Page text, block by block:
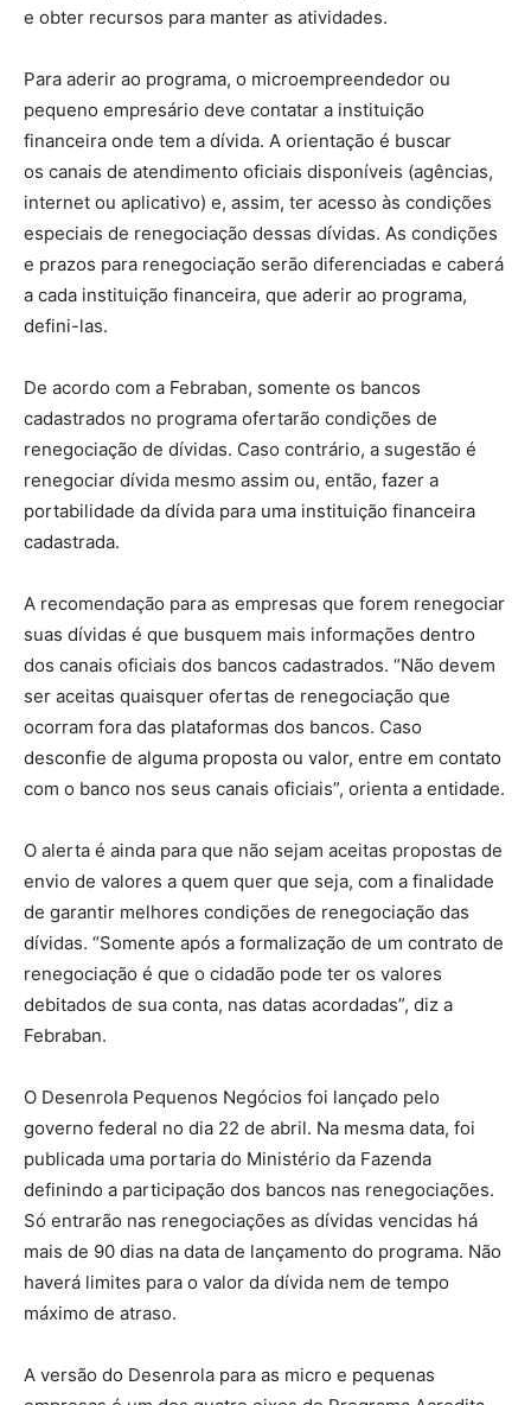
e obter recursos para manter as atividades.
Para aderir ao programa, o microempreendedor ou
pequeno empresário deve contatar a instituição
financeira onde tem a dívida. A orientação é buscar
os canais de atendimento oficiais disponíveis (agências,
internet ou aplicativo) e, assim, ter acesso às condições
especiais de renegociação dessas dívidas. As condições
e prazos para renegociação serão diferenciadas e caberá
a cada instituição financeira, que aderir ao programa,
defini-las.
De acordo com a Febraban, somente os bancos
cadastrados no programa ofertarão condições de
renegociação de dívidas. Caso contrário, a sugestão é
renegociar dívida mesmo assim ou, então, fazer a
portabilidade da dívida para uma instituição financeira
cadastrada.
A recomendação para as empresas que forem renegociar
suas dívidas é que busquem mais informações dentro
dos canais oficiais dos bancos cadastrados. “Não devem
ser aceitas quaisquer ofertas de renegociação que
ocorram fora das plataformas dos bancos. Caso
desconfie de alguma proposta ou valor, entre em contato
com o banco nos seus canais oficiais”, orienta a entidade.
O alerta é ainda para que não sejam aceitas propostas de
envio de valores a quem quer que seja, com a finalidade
de garantir melhores condições de renegociação das
dívidas. “Somente após a formalização de um contrato de
renegociação é que o cidadão pode ter os valores
debitados de sua conta, nas datas acordadas”, diz a
Febraban.
O Desenrola Pequenos Negócios foi lançado pelo
governo federal no dia 22 de abril. Na mesma data, foi
publicada uma portaria do Ministério da Fazenda
definindo a participação dos bancos nas renegociações.
Só entrarão nas renegociações as dívidas vencidas há
mais de 90 dias na data de lançamento do programa. Não
haverá limites para o valor da dívida nem de tempo
máximo de atraso.
A versão do Desenrola para as micro e pequenas